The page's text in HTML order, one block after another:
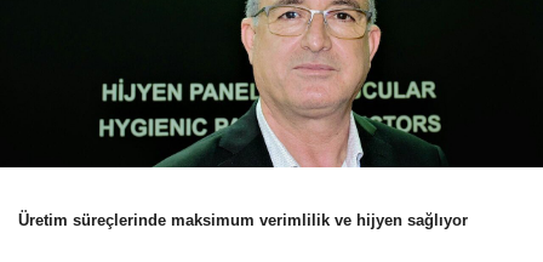
Üretim süreçlerinde maksimum verimlilik ve hijyen sağlıyor